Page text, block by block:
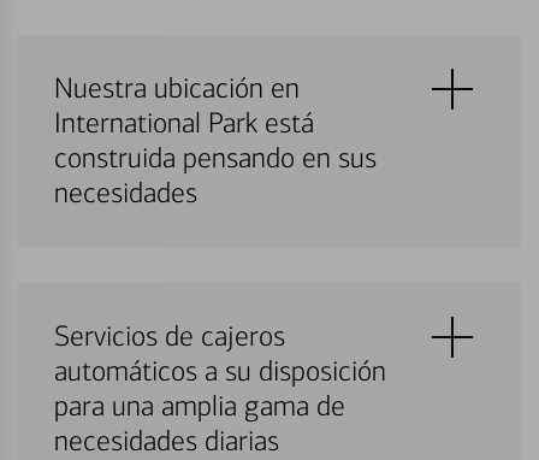
Nuestra ubicación en
International Park está
construida pensando en sus
necesidades
Servicios de cajeros
automáticos a su disposición
para una amplia gama de
necesidades diarias